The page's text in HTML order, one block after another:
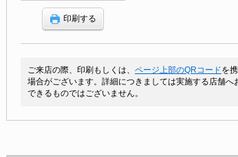
印刷する
ご来店の際、印刷もしくは、 ページ上部のQRコードを
場合がございます。詳細につきましては実施する店舗
できるものではございません。